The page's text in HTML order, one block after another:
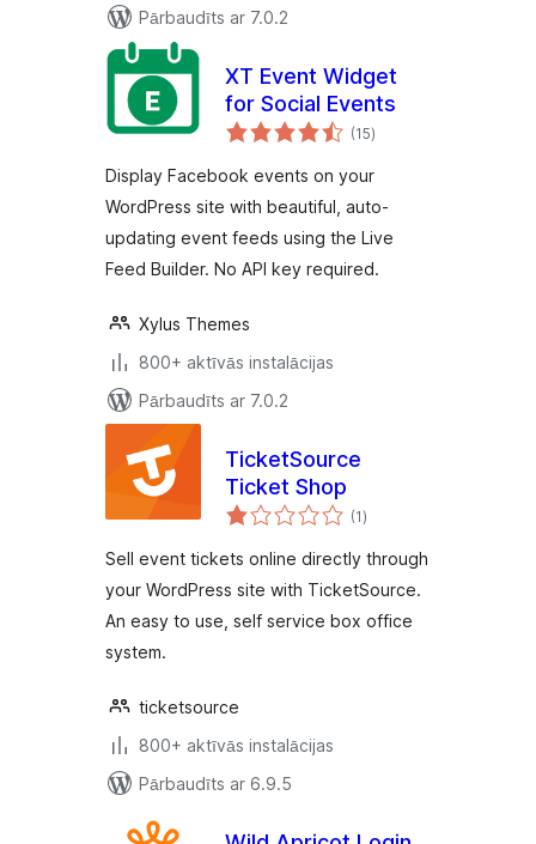
Pārbaudīts ar 7.0.2
XT Event Widget
for Social Events
(15vērtējumu
kopsumma
)
Display Facebook events on your
WordPress site with beautiful, auto-
updating event feeds using the Live
Feed Builder. No API key required.
Xylus Themes
800+ aktīvās instalācijas
Pārbaudīts ar 7.0.2
TicketSource
Ticket Shop
(1vērtējumu
kopsumma
)
Sell event tickets online directly through
your WordPress site with TicketSource.
An easy to use, self service box office
system.
ticketsource
800+ aktīvās instalācijas
Pārbaudīts ar 6.9.5